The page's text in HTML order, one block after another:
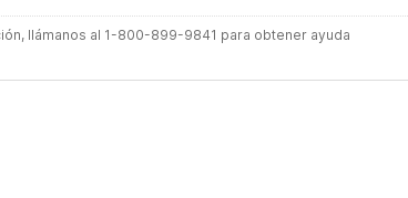
llámanos al 1-800-899-9841 para obtener ayuda